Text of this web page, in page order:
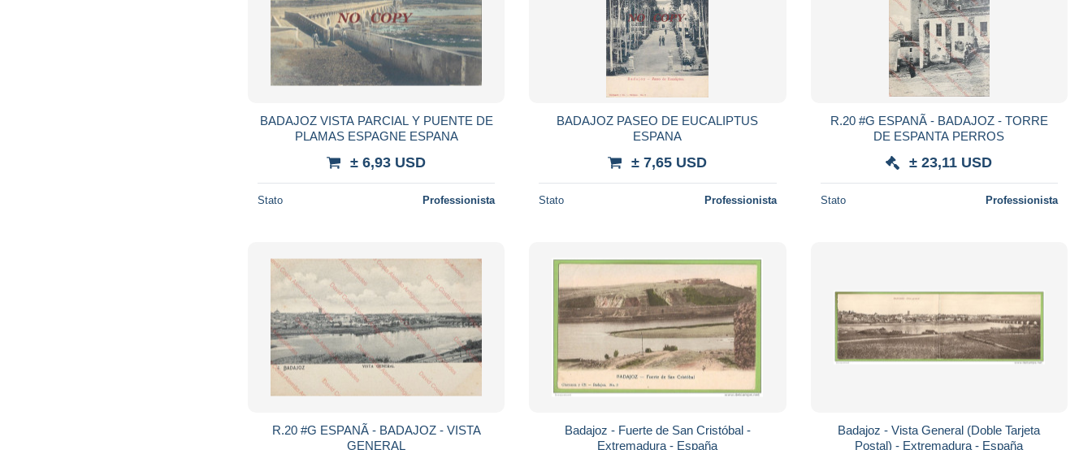
BADAJOZ VISTA PARCIAL Y PUENTE DE
PLAMAS ESPAGNE ESPANA
± 6,93 USD
Stato Professionista
BADAJOZ PASEO DE EUCALIPTUS
ESPANA
± 7,65 USD
Stato Professionista
R.20 #G ESPANÃ - BADAJOZ - TORRE
DE ESPANTA PERROS
± 23,11 USD
Stato Professionista
R.20 #G ESPANÃ - BADAJOZ - VISTA
GENERAL
Badajoz - Fuerte de San Cristóbal -
Extremadura - España
Badajoz - Vista General (Doble Tarjeta
Postal) - Extremadura - España